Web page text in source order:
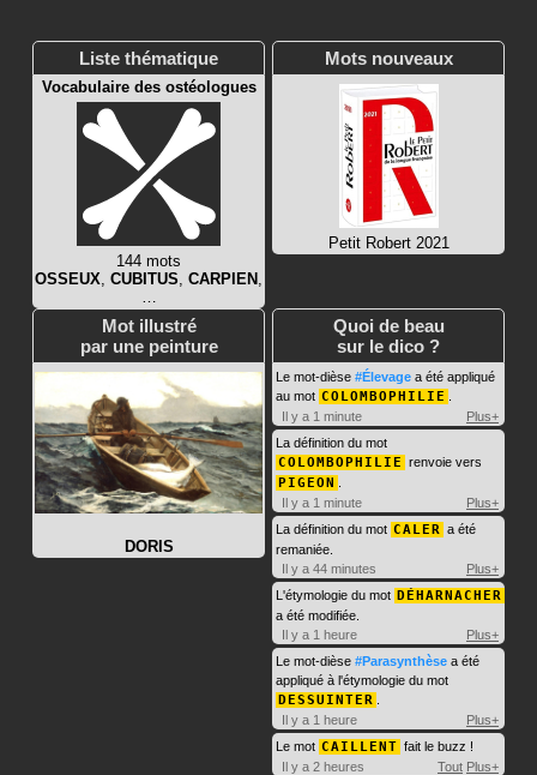
Liste thématique
Vocabulaire des ostéologues
144 mots
OSSEUX CUBITUS CARPIEN
Mots nouveaux
Petit Robert 2021
Mot illustré
par une peinture
DORIS
Quoi de beau
sur le dico ?
Le mot-dièse #Élevage a été appliqué
au mot COLOMBOPHILIE
Il y a 1 minute
Plus+
La définition du mot
COLOMBOPHILIE renvoie vers
PIGEON
Il y a 1 minute
Plus+
La définition du mot CALER a été
remaniée.
Il y a 44 minutes
Plus+
L'étymologie du mot DÉHARNACHER
a été modifiée.
Il y a 1 heure
Plus+
Le mot-dièse #Parasynthèse a été
appliqué à l'étymologie du mot
DESSUINTER
Il y a 1 heure
Plus+
Le mot CAILLENT fait le buzz !
Il y a 2 heures
Tout Plus+